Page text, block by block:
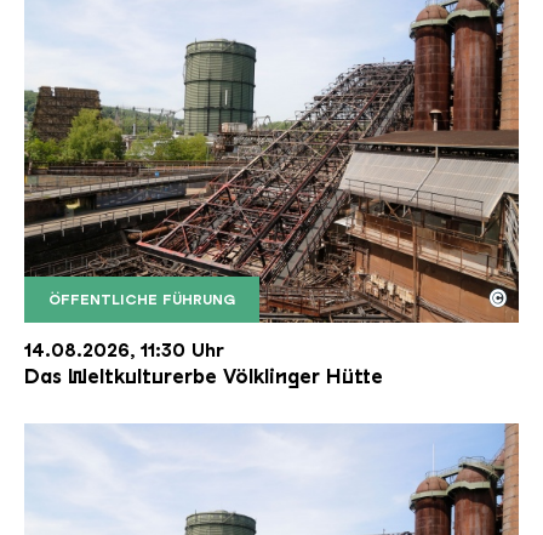
ÖFFENTLICHE FÜHRUNG
Der Erzschrägaufzug der Völklinger Hütte mit
Copyright: Weltkulturerbe Völklinger Hütte | Karl
©
14.08.2026, 11:30 Uhr
Das Weltkulturerbe Völklinger Hütte